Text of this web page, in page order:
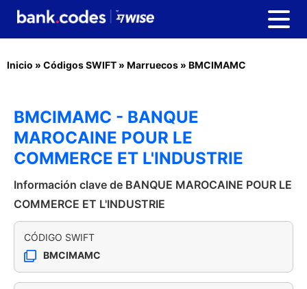
Inicio » Códigos SWIFT » Marruecos » BMCIMAMC
BMCIMAMC - BANQUE
MAROCAINE POUR LE
COMMERCE ET L'INDUSTRIE
Información clave de BANQUE MAROCAINE POUR LE
COMMERCE ET L'INDUSTRIE
CÓDIGO SWIFT
BMCIMAMC